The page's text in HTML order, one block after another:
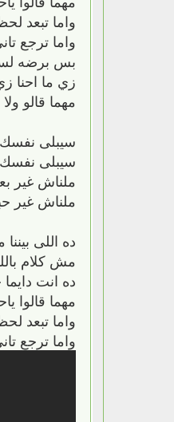
واما تبعد
واما ترجع
بس برضه
زي ما احنا
مهما قالو
سيبلى نفسك
سيبلى نفسك
ملناش غير
ملناش غير
ده اللى
مش كلام
ده انت
مهما قالوا
واما تبعد
واما ترجع